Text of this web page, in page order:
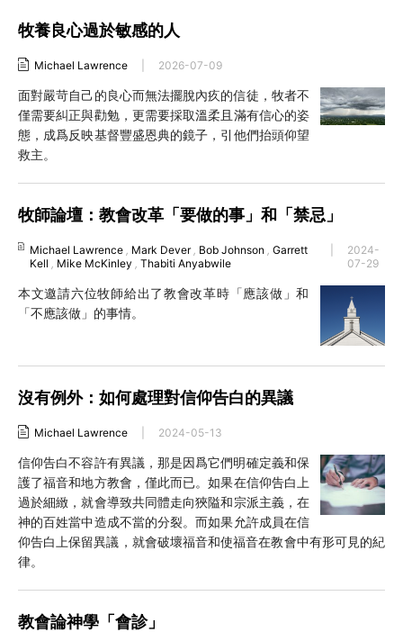
韓語
土耳其語
牧養良心過於敏感的人
Michael Lawrence 2026-07-09
面對嚴苛自己的良心而無法擺脫內疚的信徒，牧者不
僅需要糾正與勸勉，更需要採取溫柔且滿有信心的姿
態，成爲反映基督豐盛恩典的鏡子，引他們抬頭仰望
救主。
牧師論壇：教會改革「要做的事」和「禁忌」
Michael Lawrence , Mark Dever , Bob Johnson ,Garrett
Kell , Mike McKinley ,Thabiti Anyabwile
2024-
07-29
本文邀請六位牧師給出了教會改革時「應該做」和
「不應該做」的事情。
沒有例外：如何處理對信仰告白的異議
Michael Lawrence 2024-05-13
信仰告白不容許有異議，那是因爲它們明確定義和保
護了福音和地方教會，僅此而已。如果在信仰告白上
過於細緻，就會導致共同體走向狹隘和宗派主義，在
神的百姓當中造成不當的分裂。而如果允許成員在信
仰告白上保留異議，就會破壞福音和使福音在教會中有形可見的紀
律。
教會論神學「會診」